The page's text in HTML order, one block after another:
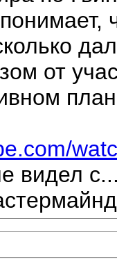
от
видел